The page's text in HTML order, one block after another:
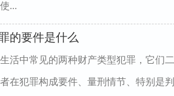
...
的要件是什么
活中常见的两种财产类型犯罪，它们
在犯罪构成要件、量刑情节、特别是